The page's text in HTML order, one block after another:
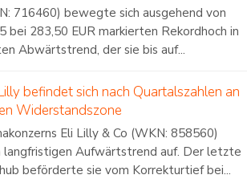
716460) bewegte sich ausgehend von
bei 283,50 EUR markierten Rekordhoch in
Abwärtstrend, der sie bis auf...
befindet sich nach Quartalszahlen an
Widerstandszone
Eli Lilly & Co (WKN: 858560)
Aufwärtstrend auf. Der letzte
beförderte sie vom Korrekturtief bei...